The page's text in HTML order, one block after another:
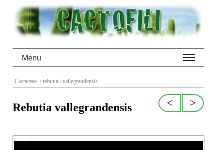
Menu
Cactaceae / rebutia / vallegrandensis
>
<
Rebutia vallegrandensis